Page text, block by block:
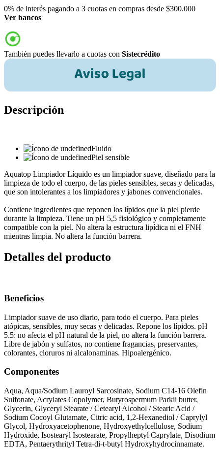
0% de interés pagando a 3 cuotas en compras desde $300.000
Ver bancos
También puedes llevarlo a cuotas con Sistecrédito
Descripción
Fluido
Piel sensible
Aquatop Limpiador Líquido es un limpiador suave, diseñado para la
limpieza de todo el cuerpo, de las pieles sensibles, secas y delicadas,
que son intolerantes a los limpiadores y jabones convencionales.
Contiene ingredientes que reponen los lípidos que la piel pierde
durante la limpieza. Tiene un pH 5,5 fisiológico y completamente
compatible con la piel. No altera la estructura lipídica ni el FNH
mientras limpia. No altera la función barrera.
Detalles del producto
Beneficios
Limpiador suave de uso diario, para todo el cuerpo. Para pieles
atópicas, sensibles, muy secas y delicadas. Repone los lípidos. pH
5.5: no afecta el pH natural de la piel, no altera la función barrera.
Libre de jabón y sulfatos, no contiene fragancias, preservantes,
colorantes, cloruros ni alcalonaminas. Hipoalergénico.
Componentes
Aqua, Aqua/Sodium Lauroyl Sarcosinate, Sodium C14-16 Olefin
Sulfonate, Acrylates Copolymer, Butyrospermum Parkii butter,
Glycerin, Glyceryl Stearate / Cetearyl Alcohol / Stearic Acid /
Sodium Cocoyl Glutamate, Citric acid, 1,2-Hexanediol / Caprylyl
Glycol, Hydroxyacetophenone, Hydroxyethylcellulose, Sodium
Hydroxide, Isostearyl Isostearate, Propylheptyl Caprylate, Disodium
EDTA, Pentaerythrityl Tetra-di-t-butyl Hydroxyhydrocinnamate.